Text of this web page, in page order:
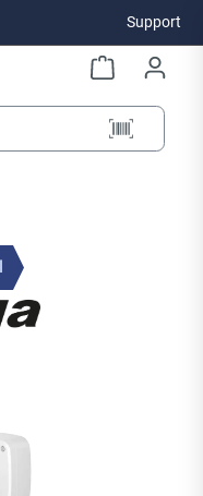
Support